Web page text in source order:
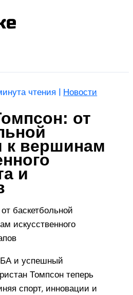
чтения | Новости
от
к вершинам
и
и успешный
Томпсон теперь
спорт, инновации и